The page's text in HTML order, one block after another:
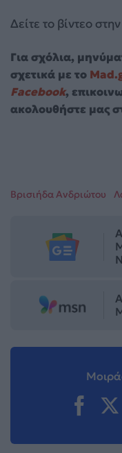
Δείτε το βίντεο
Για σχόλια,
σχετικά με το
Facebook,
ακολουθήστε μας
Βρισιήδα Ανδριώτου